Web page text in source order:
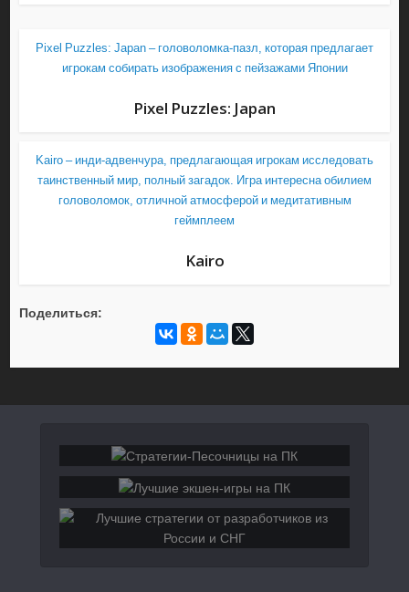
Pixel Puzzles: Japan – головоломка-пазл, которая предлагает
игрокам собирать изображения с пейзажами Японии
Pixel Puzzles: Japan
Kairo – инди-адвенчура, предлагающая игрокам исследовать
таинственный мир, полный загадок. Игра интересна обилием
головоломок, отличной атмосферой и медитативным
геймплеем
Kairo
Поделиться: